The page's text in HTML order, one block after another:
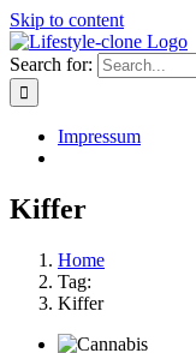
Skip to content
Search for:
Impressum
Kiffer
Home
Tag:
Kiffer